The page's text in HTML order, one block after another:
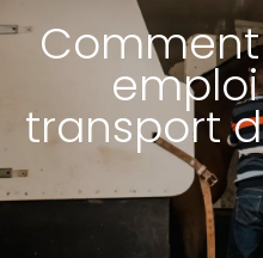
transport